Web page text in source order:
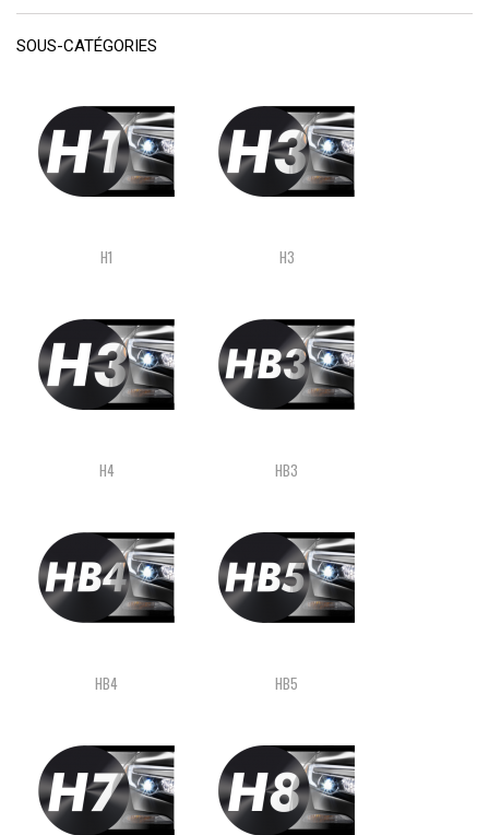
SOUS-CATÉGORIES
H1 H3
H4 HB3
HB4 HB5